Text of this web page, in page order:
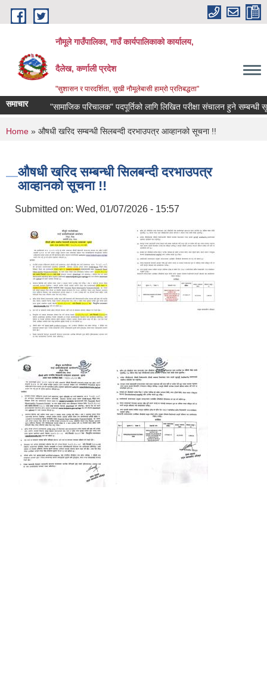
Skip to main content
नौमूले गाउँपालिका, गाउँ कार्यपालिकाको कार्यालय,
दैलेख, कर्णाली प्रदेश
"सुशासन र पारदर्शिता, सुखी नौमूलेबासी हाम्रो प्रतिबद्धता"
समाचार"सामाजिक परिचालक" पदपूर्तिको लागि लिखित परीक्षा संचालन हुने सम्बन्धी सूचना !!
You are here
Home » औषधी खरिद सम्बन्धी सिलबन्दी दरभाउपत्र आव्हानको सूचना !!
औषधी खरिद सम्बन्धी सिलबन्दी दरभाउपत्र
आव्हानको सूचना !!
Submitted on: Wed, 01/07/2026 - 15:57